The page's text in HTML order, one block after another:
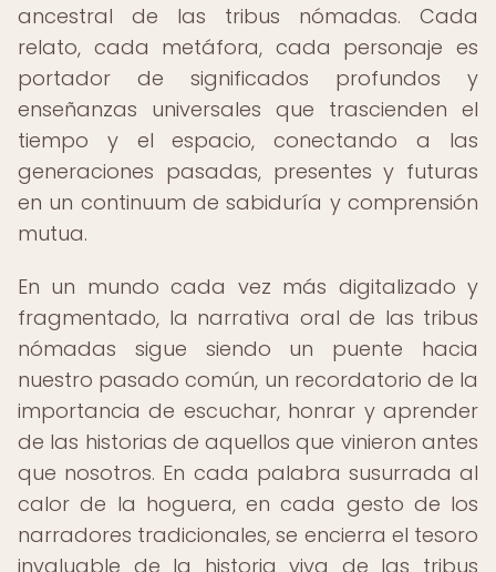
ancestral de las tribus nómadas. Cada
relato, cada metáfora, cada personaje es
portador de significados profundos y
enseñanzas universales que trascienden el
tiempo y el espacio, conectando a las
generaciones pasadas, presentes y futuras
en un continuum de sabiduría y comprensión
mutua.
En un mundo cada vez más digitalizado y
fragmentado, la narrativa oral de las tribus
nómadas sigue siendo un puente hacia
nuestro pasado común, un recordatorio de la
importancia de escuchar, honrar y aprender
de las historias de aquellos que vinieron antes
que nosotros. En cada palabra susurrada al
calor de la hoguera, en cada gesto de los
narradores tradicionales, se encierra el tesoro
invaluable de la historia viva de las tribus